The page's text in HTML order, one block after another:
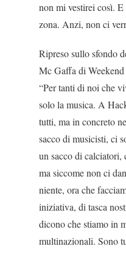
non mi vestirei così.
zona. Anzi, non ci
Ripreso sullo sfondo
Mc Gaffa di
“Per tanti di noi che
solo la musica. A
tutti, ma in concreto
sacco di musicisti, ci
un sacco di cal­ciatori,
ma siccome non ci
niente, ora che
iniziativa, di tasca
dicono che stiamo in
multinazionali. Sono